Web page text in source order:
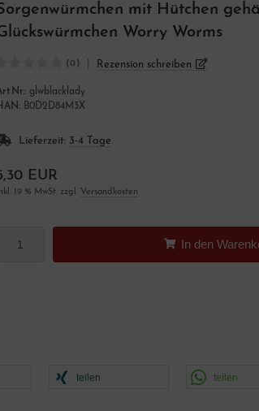
mit Hütchen
Worry Worms
(0) Rezension schreiben
glwblacklady
B0D2D84M3X
Lieferzeit: 3-4 Tage
EUR
19 % MwSt. zzgl. Versandkosten
In den
teilen teilen